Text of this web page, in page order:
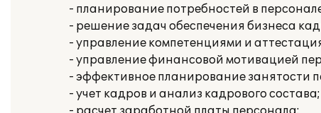
- планирование потребностей в
- решение задач обеспечения бизнеса
- управление компетенциями и
- управление финансовой мотивацией
- эффективное планирование занятости
- учет кадров и анализ кадрового состава;